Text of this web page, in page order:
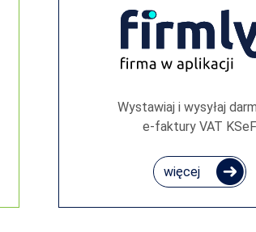
Wystawiaj i wysyłaj
e‑faktury VAT KSeF
więcej